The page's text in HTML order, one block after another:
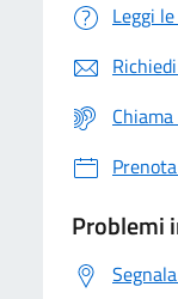
Leggi
Problemi